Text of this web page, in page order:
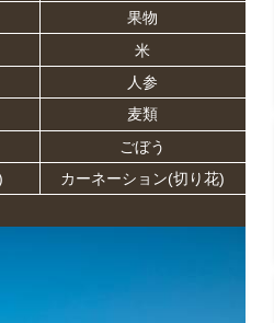
果物
米
人参
麦類
ごぼう
カーネーション(切り花)